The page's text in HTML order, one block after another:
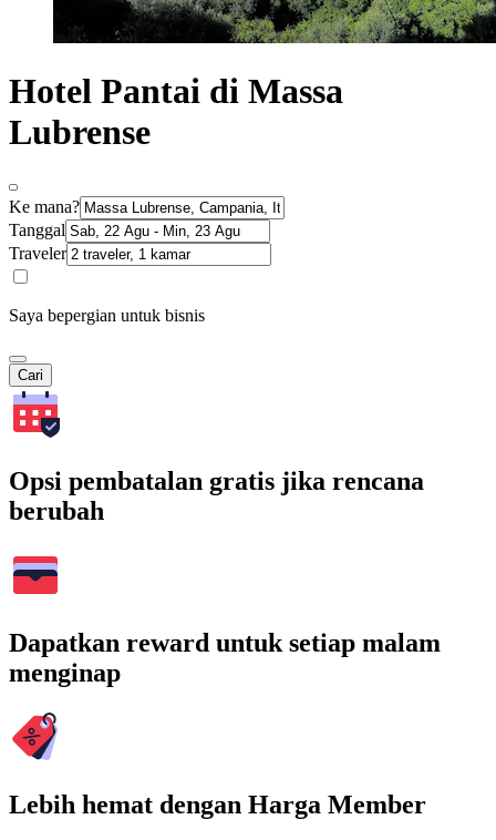
Hotel Pantai di Massa
Lubrense
Ke mana?
Tanggal
Traveler
Saya bepergian untuk bisnis
Cari
Opsi pembatalan gratis jika rencana
berubah
Dapatkan reward untuk setiap malam
menginap
Lebih hemat dengan Harga Member